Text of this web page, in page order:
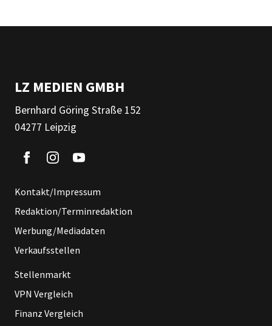
LZ MEDIEN GMBH
Bernhard Göring Straße 152
04277 Leipzig
Kontakt/Impressum
Redaktion/Terminredaktion
Werbung/Mediadaten
Verkaufsstellen
Stellenmarkt
VPN Vergleich
Finanz Vergleich